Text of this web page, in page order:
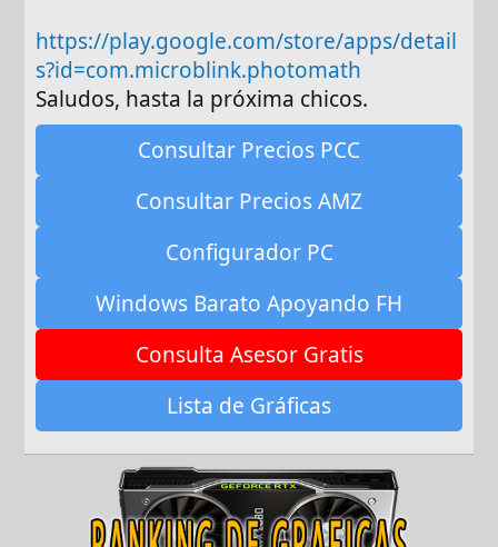
https://play.google.com/store/apps/detail
s?id=com.microblink.photomath
Saludos, hasta la próxima chicos.
Consultar Precios PCC
Consultar Precios AMZ
Configurador PC
Windows Barato Apoyando FH
Consulta Asesor Gratis
Lista de Gráficas